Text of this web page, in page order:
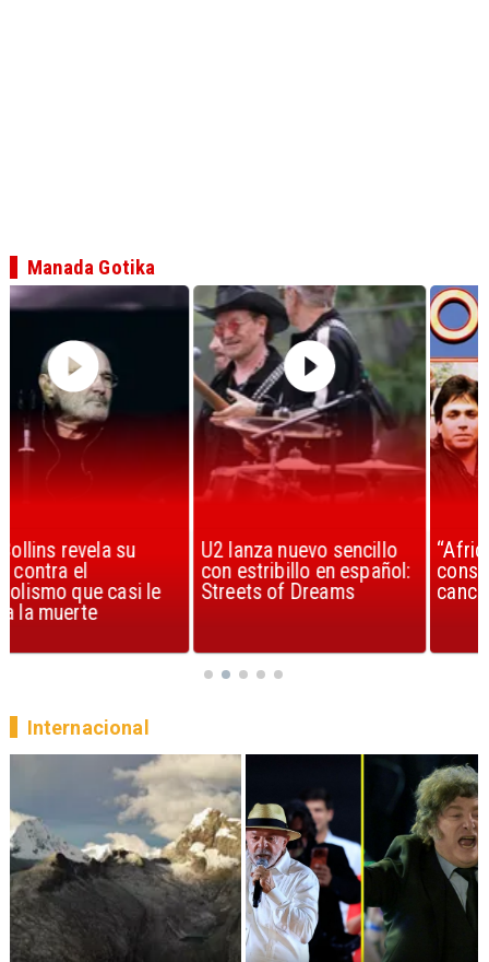
U2 lanza nuevo sencillo
con estribillo en español:
Streets of Dreams
“Africa” de Toto es
considerada la mejor
canción, según la ciencia
Manada Gotika
Internacional